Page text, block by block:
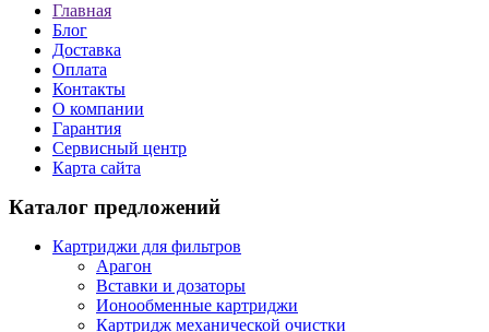
Главная
Блог
Доставка
Оплата
Контакты
О компании
Гарантия
Сервисный центр
Карта сайта
Каталог предложений
Картриджи для фильтров
Арагон
Вставки и дозаторы
Ионообменные картриджи
Картридж механической очистки